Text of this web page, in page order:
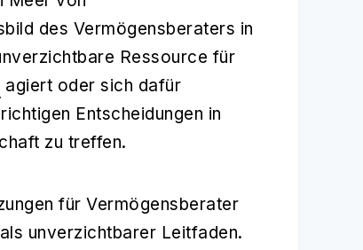
des Vermögensberaters in
Ressource für
agiert oder sich dafür
Entscheidungen in
zu treffen.
für Vermögensberater
unverzichtbarer Leitfaden.